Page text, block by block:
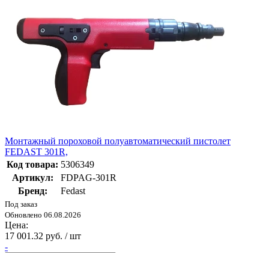
Монтажный пороховой полуавтоматический пистолет
FEDAST 301R,
Код товара: 5306349
Артикул:
FDPAG-301R
Бренд:
Fedast
Под заказ
Обновлено 06.08.2026
Цена:
17 001.32 руб. / шт
-